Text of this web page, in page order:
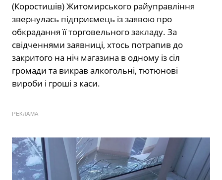
(Коростишів) Житомирського райуправління
звернулась підприємець із заявою про
обкрадання її торговельного закладу. За
свідченнями заявниці, хтось потрапив до
закритого на ніч магазина в одному із сіл
громади та викрав алкогольні, тютюнові
вироби і гроші з каси.
РЕКЛАМА